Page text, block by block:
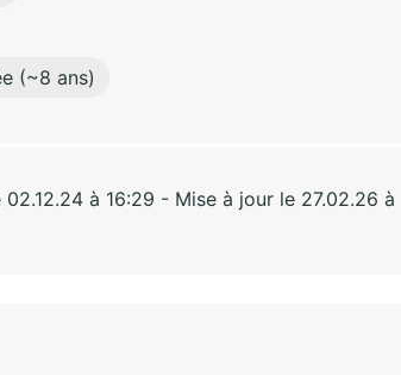
(~8 ans)
à 16:29 - Mise à jour le 27.02.26 à